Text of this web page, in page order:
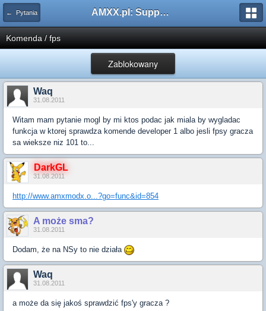
← Pytania AMXX.pl: Support AMX Mod X i SourceMod
Komenda / fps
Zablokowany
Waq
31.08.2011
Witam mam pytanie mogl by mi ktos podac jak miala by wygladac
funkcja w ktorej sprawdza komende developer 1 albo jesli fpsy gracza
sa wieksze niz 101 to...
DarkGL
31.08.2011
http://www.amxmodx.o...?go=func&id=854
A może sma?
31.08.2011
Dodam, że na NSy to nie działa
Waq
31.08.2011
a może da się jakoś sprawdzić fps'y gracza ?